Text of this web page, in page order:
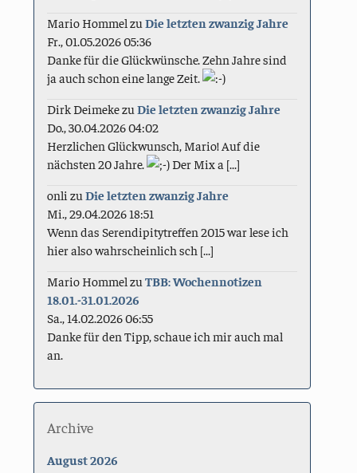
Mario Hommel zuDie letzten zwanzig Jahre
Fr., 01.05.2026 05:36
Danke für die Glückwünsche. Zehn Jahre sind
ja auch schon eine lange Zeit.
Dirk DeimekezuDie letzten zwanzig Jahre
Do., 30.04.2026 04:02
Herzlichen Glückwunsch, Mario! Auf die
nächsten 20 Jahre.
Der Mix a [...]
onli zuDie letzten zwanzig Jahre
Mi., 29.04.2026 18:51
Wenn das Serendipitytreffen 2015 war lese ich
hier also wahrscheinlich sch [...]
Mario Hommel zuTBB: Wochennotizen
18.01.-31.01.2026
Sa., 14.02.2026 06:55
Danke für den Tipp, schaue ich mir auch mal
an.
Archive
August 2026